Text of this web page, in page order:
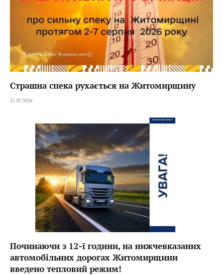
Страшна спека рухається на Житомирщину
31.07.2026
Починаючи з 12-ї години, на нижчевказаних
автомобільних дорогах Житомирщини
введено тепловий режим!